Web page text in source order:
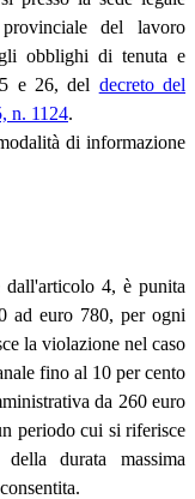
del lavoro
obblighi di tenuta e
e 26, del decreto del
n. 1124.
di informazione
4, è punita
ad euro 780, per ogni
la violazione nel caso
fino al 10 per cento
da 260 euro
periodo cui si riferisce
durata massima